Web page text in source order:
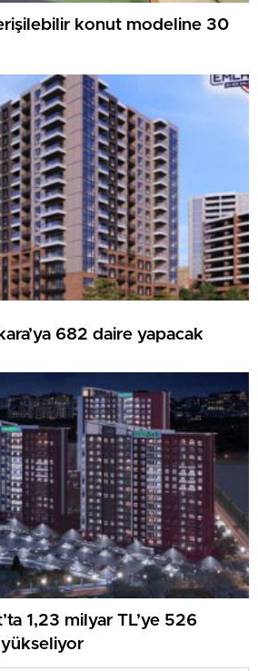
konut modeline 30
682 daire yapacak
1,23 milyar TL’ye 526